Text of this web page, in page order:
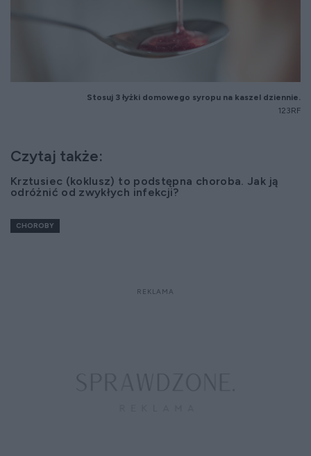
Stosuj 3 łyżki domowego syropu na kaszel dziennie.
123RF
Czytaj także:
Krztusiec (koklusz) to podstępna choroba. Jak ją
odróżnić od zwykłych infekcji?
CHOROBY